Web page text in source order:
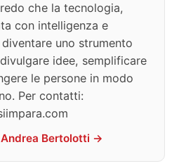
che la tecnologia,
con intelligenza e
uno strumento
idee, semplificare
le persone in modo
Per contatti:
Bertolotti →